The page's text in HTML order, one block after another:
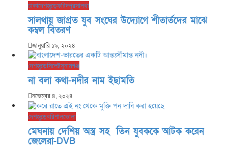
ঢাকাদেশজুড়েফরিদপুরসালথা
সালথায় জাগ্রত যুব সংঘের উদ্যোগে শীতার্তদের মাঝে
কম্বল বিতরণ
জানুয়ারি ১৯, ২০২৪
দেশজুড়েসিলেটসুনামগঞ্জ
না বলা কথা-নদীর নাম ইছামতি
নভেম্বর ৪, ২০২৪
দেশজুড়েবরিশালভোলা
মেঘনায় দেশিয় অস্ত্র সহ তিন যুবককে আটক করেন
জেলেরা-DVB